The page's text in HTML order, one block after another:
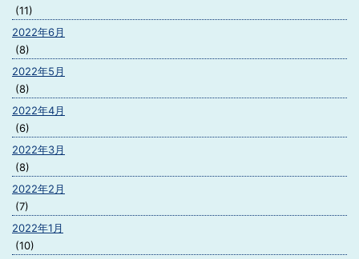
(11)
2022年6月
(8)
2022年5月
(8)
2022年4月
(6)
2022年3月
(8)
2022年2月
(7)
2022年1月
(10)